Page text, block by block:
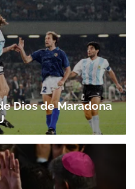
Dios de Maradona